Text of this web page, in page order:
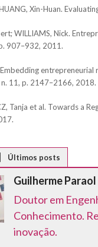
Xin-Huan.
WILLIAMS, Nick.
907–932, 2011.
Embedding
n. 11, p. 2147–2166, 2018.
Tanja et al. Towards a
Guilherme Paraol
Doutor em
Conhecimento.
inovação.